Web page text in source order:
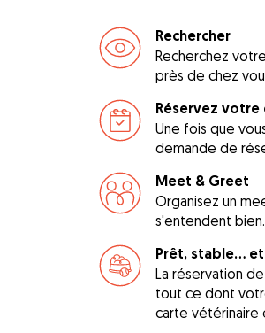
Rechercher
Recherchez
près de chez
Réservez
Une fois que
demande de
Meet & Greet
Organisez un
s'entendent bien.
Prêt, stable...
La réservation
tout ce dont
carte vétérinaire